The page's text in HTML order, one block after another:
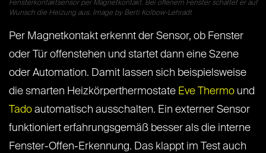
Fensterkontaktsensor per Magnetkontakt. Bei offenem Fenster schaltet er auf
Wunsch die Heizung aus. Image by Berti Kolbow-Lehradt
Per Magnetkontakt erkennt der Sensor, ob Fenster
oder Tür offenstehen und startet dann eine Szene
oder Automation. Damit lassen sich beispielsweise
die smarten Heizkörperthermostate Eve Thermo und
Tado automatisch ausschalten. Ein externer Sensor
funktioniert erfahrungsgemäß besser als die interne
Fenster-Offen-Erkennung. Das klappt im Test auch